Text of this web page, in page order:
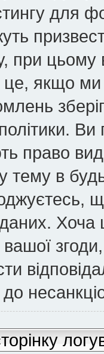
для
при цьому
якщо
право
тему в
даних.
згоди,